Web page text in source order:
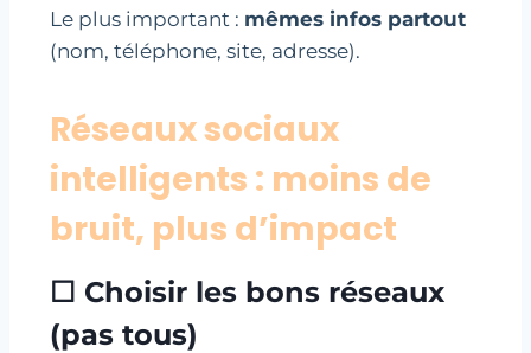
Le plus important : mêmes infos partout
(nom, téléphone, site, adresse).
Réseaux sociaux
intelligents : moins de
bruit, plus d’impact
☐ Choisir les bons réseaux
(pas tous)